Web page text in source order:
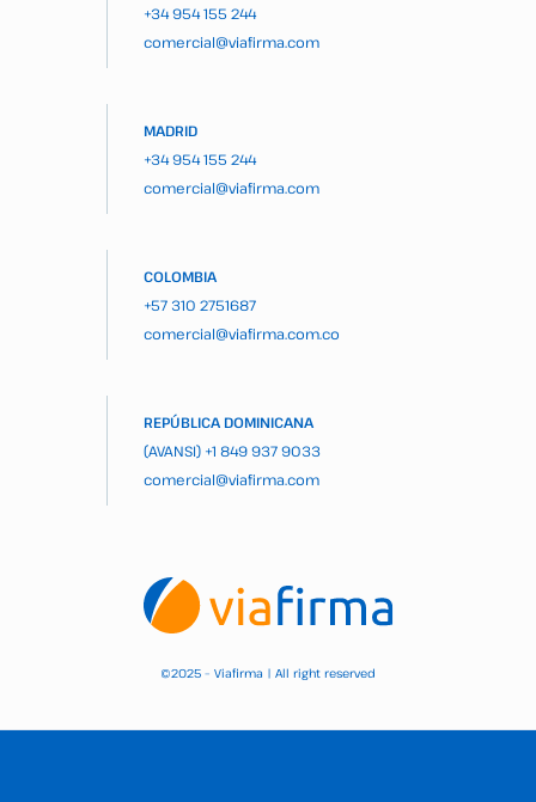
+34 954 155 244
comercial@viafirma.com
MADRID
+34 954 155 244
comercial@viafirma.com
COLOMBIA
+57 310 2751687
comercial@viafirma.com.co
REPÚBLICA DOMINICANA
(AVANSI) +1 849 937 9033
comercial@viafirma.com
©2025 – Viafirma | All right reserved